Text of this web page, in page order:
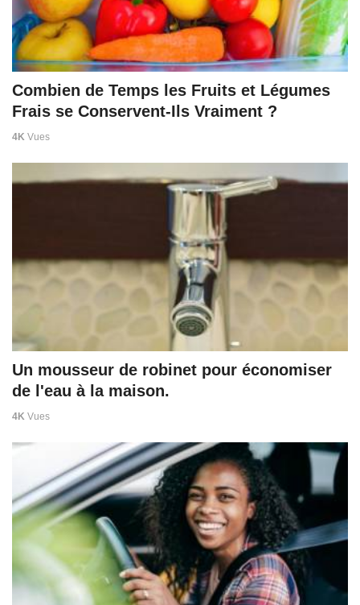
Combien de Temps les Fruits et Légumes
Frais se Conservent-Ils Vraiment ?
4K Vues
Un mousseur de robinet pour économiser
de l'eau à la maison.
4K Vues